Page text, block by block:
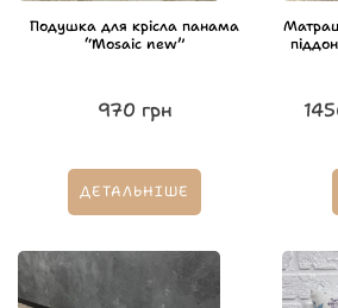
Подушка для крісла панама
“Mosaic new”
970 грн
ДЕТАЛЬНІШЕ